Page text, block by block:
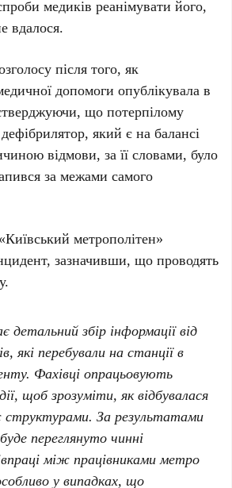
медиків реанімувати його,
вдалося.
після того, як
допомоги опублікувала в
що потерпілому
який є на балансі
відмови, за її словами, було
за межами самого
метрополітен»
зазначивши, що проводять
детальний збір інформації від
які перебували на станції в
Фахівці опрацьовують
щоб зрозуміти, як відбувалася
структурами. За результатами
буде переглянуто чинні
між працівниками метро
у випадках, що